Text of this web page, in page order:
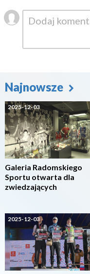
Najnowsze
2025-12-03
Galeria Radomskiego
Sportu otwarta dla
zwiedzających
2025-12-03